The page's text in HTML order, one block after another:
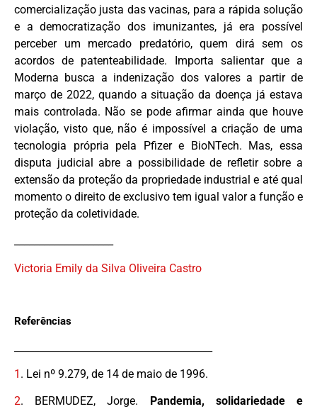
comercialização justa das vacinas, para a rápida solução
e a democratização dos imunizantes, já era possível
perceber um mercado predatório, quem dirá sem os
acordos de patenteabilidade. Importa salientar que a
Moderna busca a indenização dos valores a partir de
março de 2022, quando a situação da doença já estava
mais controlada. Não se pode afirmar ainda que houve
violação, visto que, não é impossível a criação de uma
tecnologia própria pela Pfizer e BioNTech. Mas, essa
disputa judicial abre a possibilidade de refletir sobre a
extensão da proteção da propriedade industrial e até qual
momento o direito de exclusivo tem igual valor a função e
proteção da coletividade.
Victoria Emily da Silva Oliveira Castro
Referências
1 . Lei nº 9.279, de 14 de maio de 1996.
2. BERMUDEZ, Jorge.
Pandemia, solidariedade e